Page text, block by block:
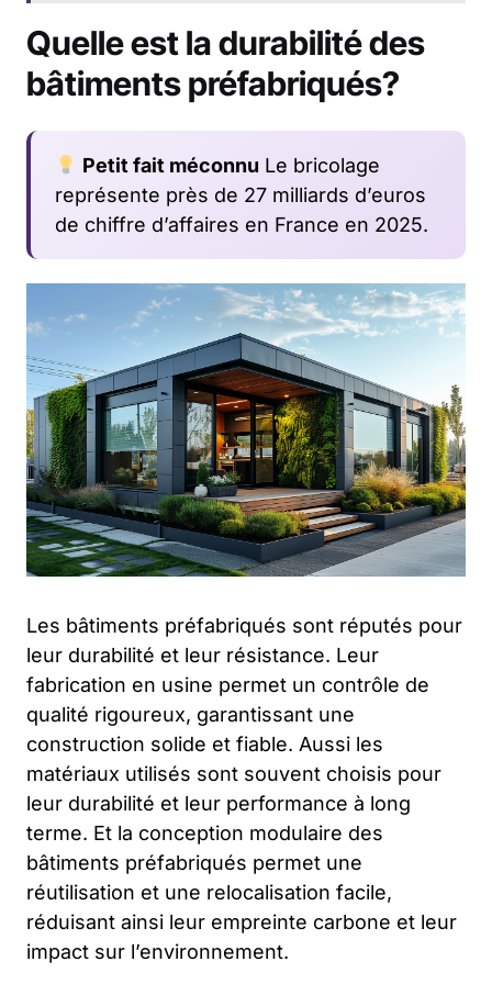
Quelle est la durabilité des
bâtiments préfabriqués?
Petit fait méconnu Le bricolage
représente près de 27 milliards d’euros
de chiffre d’affaires en France en 2025.
Les bâtiments préfabriqués sont réputés pour
leur durabilité et leur résistance. Leur
fabrication en usine permet un contrôle de
qualité rigoureux, garantissant une
construction solide et fiable. Aussi les
matériaux utilisés sont souvent choisis pour
leur durabilité et leur performance à long
terme. Et la conception modulaire des
bâtiments préfabriqués permet une
réutilisation et une relocalisation facile,
réduisant ainsi leur empreinte carbone et leur
impact sur l’environnement.